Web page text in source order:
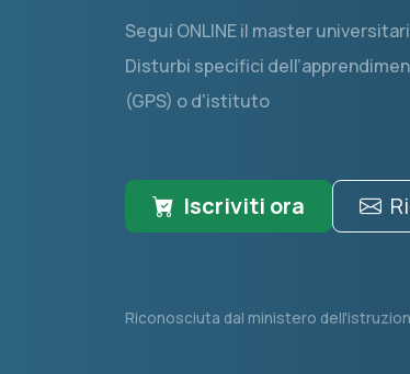
Segui ONLINE il master
Disturbi specifici
(GPS) o d'istituto
Iscriviti ora
Riconosciuta dal ministero